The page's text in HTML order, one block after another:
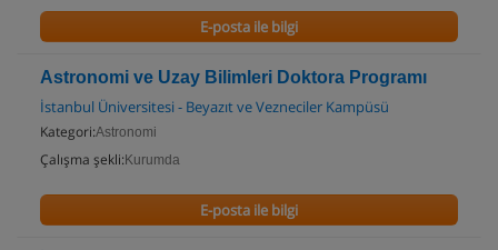
E-posta ile bilgi
Astronomi ve Uzay Bilimleri Doktora Programı
İstanbul Üniversitesi - Beyazıt ve Vezneciler Kampüsü
Kategori:Astronomi
Çalışma şekli: Kurumda
E-posta ile bilgi